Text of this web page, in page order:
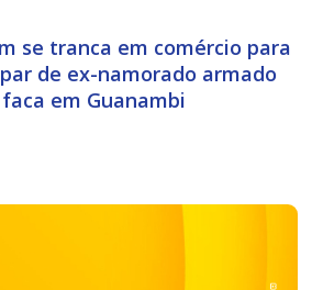
se tranca em comércio para
de ex-namorado armado
em Guanambi